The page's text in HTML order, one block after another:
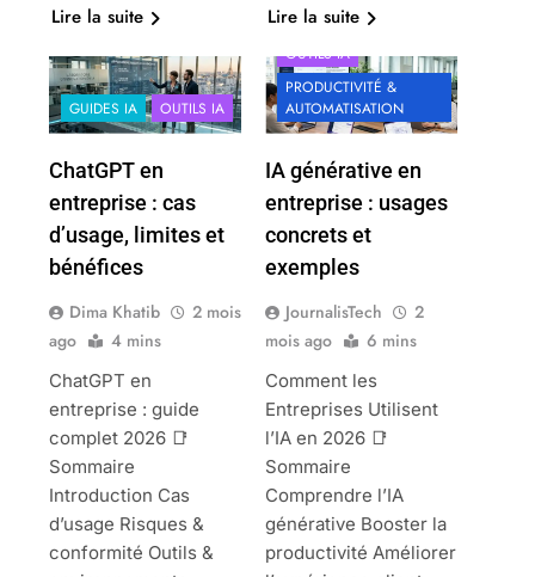
Lire la suite Lire la suite
GUIDES IA OUTILS IA
ChatGPT en
entreprise : cas
d’usage, limites et
bénéfices
Dima Khatib
2 mois
ago
4 mins
ChatGPT en
entreprise : guide
complet 2026 📑
Sommaire
Introduction Cas
d’usage Risques &
conformité Outils &
OUTILS IA
PRODUCTIVITÉ &
AUTOMATISATION
IA générative en
entreprise : usages
concrets et
exemples
JournalisTech
2
mois ago
6 mins
Comment les
Entreprises Utilisent
l’IA en 2026 📑
Sommaire
Comprendre l’IA
générative Booster la
productivité Améliorer